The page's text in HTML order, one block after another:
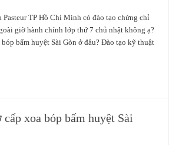
TP Hồ Chí Minh có đào tạo chứng chỉ
giờ hành chính lớp thứ 7 chủ nhật không ạ?
bấm huyệt Sài Gòn ở đâu? Đào tạo kỹ thuật
xoa bóp bấm huyệt Sài